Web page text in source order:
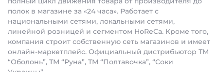
полок в магазине за «24 часа». Работает с
национальными сетями, локальными сетями,
линейной розницей и сегментом HoReCa. Кроме того,
компания строит собственную сеть магазинов и имеет
онлайн-маркетплейс. Официальный дистрибьютор ТМ
“Оболонь”, ТМ “Руна”, ТМ “Полтавочка”, “Соки